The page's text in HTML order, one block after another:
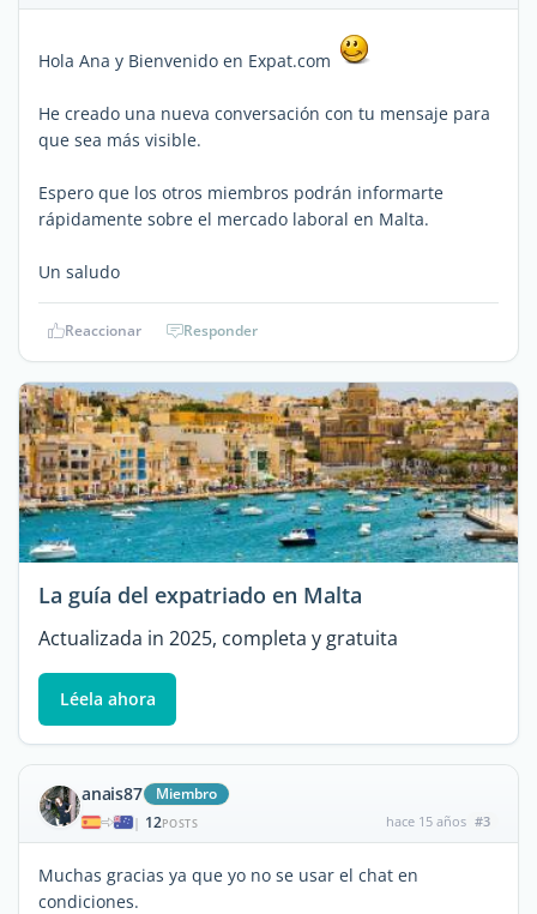
Hola Ana y Bienvenido en Expat.com
He creado una nueva conversación con tu mensaje para
que sea más visible.
Espero que los otros miembros podrán informarte
rápidamente sobre el mercado laboral en Malta.
Un saludo
Reaccionar Responder
La guía del expatriado en Malta
Actualizada in 2025, completa y gratuita
Léela ahora
anais87 Miembro
| 12POSTS hace 15 años #3
Muchas gracias ya que yo no se usar el chat en
condiciones.